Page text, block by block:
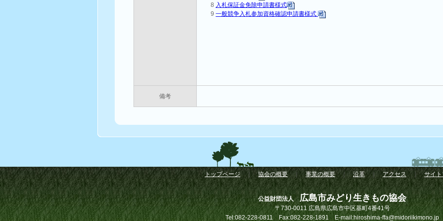
8 入札保証金免除申請書様式
9一般競争入札参加資格確認申請書様式
備考
トップページ ｜協会の概要｜事業の概要｜ 沿革｜アクセス ｜サイ
公益財団法人広島市みどり生きもの協会
〒730-0011 広島県広島市中区基町4番41号
Tel:082-228-0811 Fax:082-228-1891 E-mail:hiroshima-ffa@midoriikimono.jp